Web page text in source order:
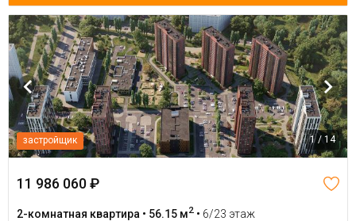
застройщик 1 / 14
11 986 060 ₽
2-комнатная квартира • 56.15 м2 • 6/23 этаж